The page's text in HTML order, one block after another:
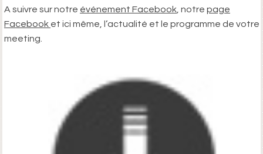
A suivre sur notre événement Facebook, notre page
Facebook et ici même, l’actualité et le programme de votre
meeting.